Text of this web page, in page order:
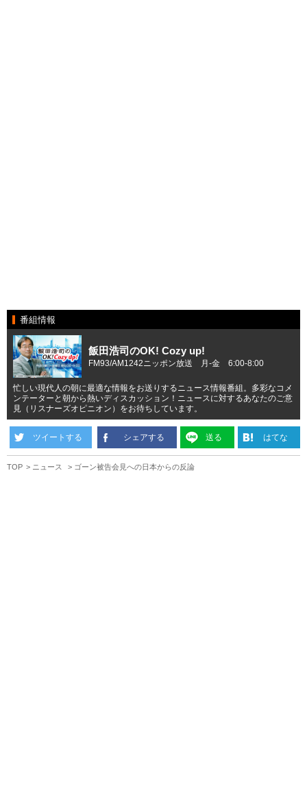
番組情報
飯田浩司のOK! Cozy up!
FM93/AM1242ニッポン放送 月-金 6:00-8:00
忙しい現代人の朝に最適な情報をお送りするニュース情報番組。多彩なコメ
ンテーターと朝から熱いディスカッション！ニュースに対するあなたのご意
見（リスナーズオピニオン）をお待ちしています。
ツイートする シェアする 送る はてな
TOP ニュース ゴーン被告会見への日本からの反論